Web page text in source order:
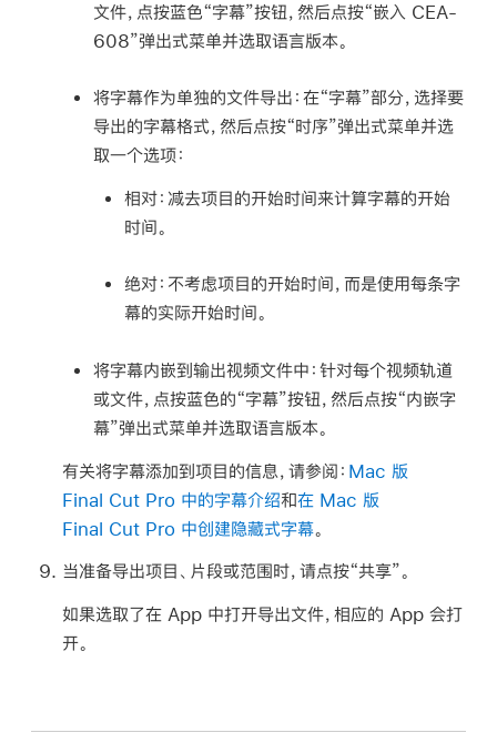
文件，点按蓝色“字幕”按钮，然后点按“嵌入 CEA-
608”弹出式菜单并选取语言版本。
将字幕作为单独的文件导出：在“字幕”部分，选择要
导出的字幕格式，然后点按“时序”弹出式菜单并选
取一个选项：
相对： 减去项目的开始时间来计算字幕的开始
时间。
绝对： 不考虑项目的开始时间，而是使用每条字
幕的实际开始时间。
将字幕内嵌到输出视频文件中：针对每个视频轨道
或文件，点按蓝色的“字幕”按钮，然后点按“内嵌字
幕”弹出式菜单并选取语言版本。
有关将字幕添加到项目的信息，请参阅： Mac 版
Final Cut Pro 中的字幕介绍和在 Mac 版
Final Cut Pro 中创建隐藏式字幕。
当准备导出项目、片段或范围时，请点按“共享”。
如果选取了在 App 中打开导出文件，相应的 App 会打
开。